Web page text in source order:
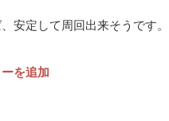
安定して周回出来そうです。
を追加